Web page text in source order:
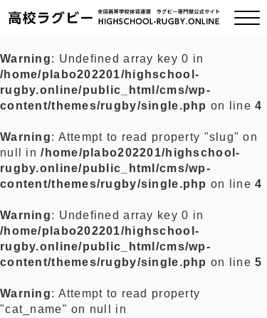
ご挨拶
全国チーム紹介
プライバシーポリシー
お問い合わせ
Warning: Undefined array key 0 in
/home/plabo202201/highschool-
rugby.online/public_html/cms/wp-
content/themes/rugby/single.php on line4
Warning: Attempt to read property "slug" on
null in/home/plabo202201/highschool-
rugby.online/public_html/cms/wp-
content/themes/rugby/single.php on line4
Warning: Undefined array key 0 in
/home/plabo202201/highschool-
rugby.online/public_html/cms/wp-
content/themes/rugby/single.php on line5
Warning: Attempt to read property
"cat_name" on null in